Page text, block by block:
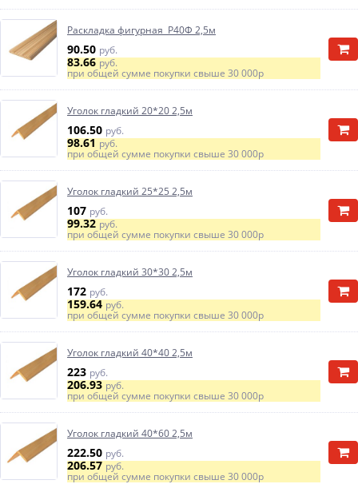
Раскладка фигурная Р40Ф 2,5м
90.50 руб.
83.66руб.
при общей сумме покупки свыше 30 000р
Уголок гладкий 20*20 2,5м
106.50 руб.
98.61руб.
при общей сумме покупки свыше 30 000р
Уголок гладкий 25*25 2,5м
107 руб.
99.32руб.
при общей сумме покупки свыше 30 000р
Уголок гладкий 30*30 2,5м
172 руб.
159.64руб.
при общей сумме покупки свыше 30 000р
Уголок гладкий 40*40 2,5м
223 руб.
206.93руб.
при общей сумме покупки свыше 30 000р
Уголок гладкий 40*60 2,5м
222.50 руб.
206.57руб.
при общей сумме покупки свыше 30 000р